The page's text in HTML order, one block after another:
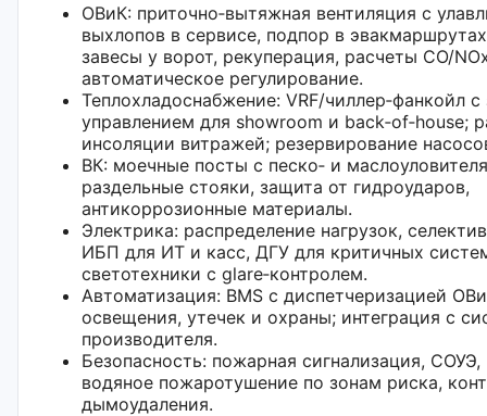
ОВиК: приточно‑вытяжная вентиляция с
выхлопов в сервисе, подпор в
завесы у ворот, рекуперация, расчеты CO/
автоматическое регулирование.
Теплохладоснабжение: VRF/чиллер‑фанкойл
управлением для showroom и back‑of‑house;
инсоляции витражей; резервирование
ВК: моечные посты с песко‑ и
раздельные стояки, защита от гидроударов,
антикоррозионные материалы.
Электрика: распределение нагрузок,
ИБП для ИТ и касс, ДГУ для критичных
светотехники с glare‑контролем.
Автоматизация: BMS с диспетчеризацией
освещения, утечек и охраны; интеграция с
производителя.
Безопасность: пожарная сигнализация, СОУЭ,
водяное пожаротушение по зонам риска,
дымоудаления.